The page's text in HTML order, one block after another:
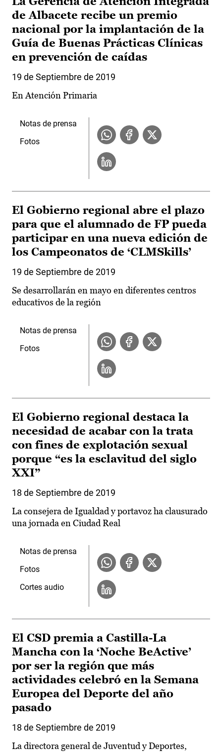
de Albacete recibe un premio
nacional por la implantación de la
Guía de Buenas Prácticas Clínicas
en prevención de caídas
19 de Septiembre de 2019
En Atención Primaria
Notas de prensa
Fotos
El Gobierno regional abre el plazo
para que el alumnado de FP pueda
participar en una nueva edición de
los Campeonatos de ‘CLMSkills’
19 de Septiembre de 2019
Se desarrollarán en mayo en diferentes centros
educativos de la región
Notas de prensa
Fotos
El Gobierno regional destaca la
necesidad de acabar con la trata
con fines de explotación sexual
porque “es la esclavitud del siglo
XXI”
18 de Septiembre de 2019
La consejera de Igualdad y portavoz ha clausurado
una jornada en Ciudad Real
Notas de prensa
Fotos
Cortes audio
El CSD premia a Castilla-La
Mancha con la ‘Noche BeActive’
por ser la región que más
actividades celebró en la Semana
Europea del Deporte del año
pasado
18 de Septiembre de 2019
La directora general de Juventud y Deportes,